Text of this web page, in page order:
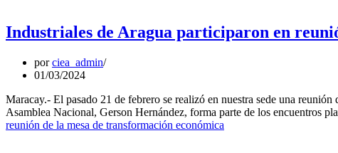
Industriales de Aragua participaron en
porciea_admin
01/03/2024
Maracay.- El pasado 21 de febrero se realizó en nuestra sede una
Asamblea Nacional, Gerson Hernández, forma parte de los encuentros
reunión de la mesa de transformación económica